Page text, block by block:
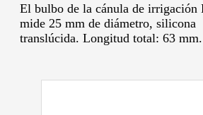
El bulbo de la cánula de irrigación
mide 25 mm de diámetro, silicona
translúcida. Longitud total: 63 mm.